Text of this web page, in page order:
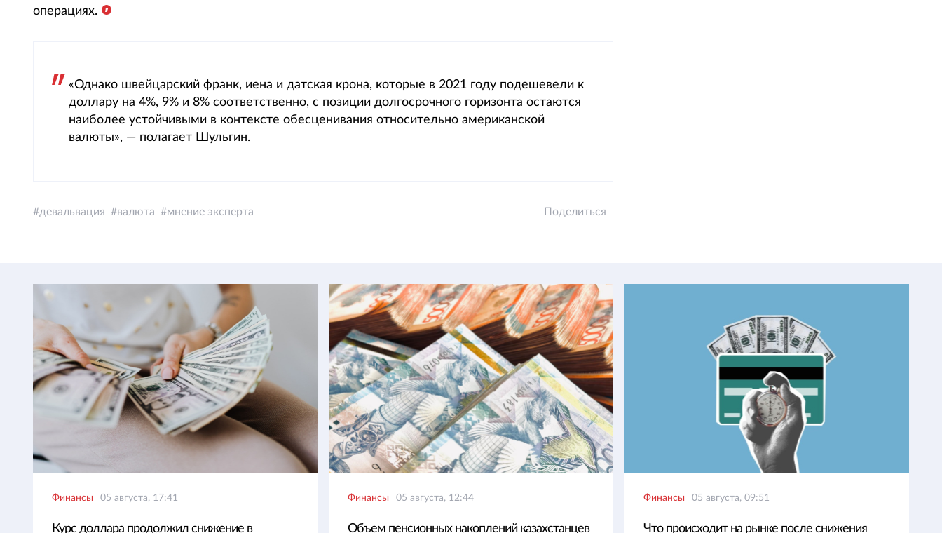
операциях.
«Однако швейцарский франк, иена и датская крона, которые в 2021 году подешевели к
доллару на 4%, 9% и 8% соответственно, с позиции долгосрочного горизонта остаются
наиболее устойчивыми в контексте обесценивания относительно американской
валюты», — полагает Шульгин.
девальвация валюта мнение эксперта Поделиться
Финансы 05 августа, 17:41
Курс доллара продолжил снижение в
Финансы 05 августа, 12:44
Объем пенсионных накоплений казахстанцев
Финансы 05 августа, 09:51
Что происходит на рынке после снижения